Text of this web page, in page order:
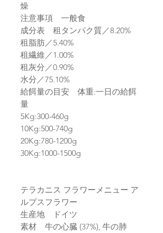
燥
注意事項 一般食
成分表 租タンパク質／8.20%
租脂肪／5.40%
租繊維／1.00%
租灰分／0.90%
水分／75.10%
給餌量の目安 体重:一日の給餌
量
5Kg:300-460g
10Kg:500-740g
20Kg:780-1200g
30Kg:1000-1500g
テラカニス フラワーメニュー ア
ルプスフラワー
生産地 ドイツ
素材 牛の心臓 (37%), 牛の肺